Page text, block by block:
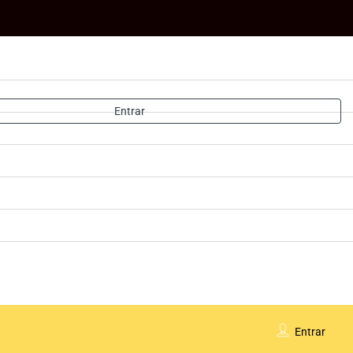
Entrar
Entrar